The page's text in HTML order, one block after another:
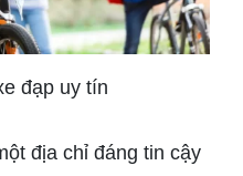
đạp uy tín
địa chỉ đáng tin cậy